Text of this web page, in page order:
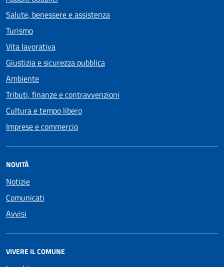
Salute, benessere e assistenza
Turismo
Vita lavorativa
Giustizia e sicurezza pubblica
Ambiente
Tributi, finanze e contravvenzioni
Cultura e tempo libero
Imprese e commercio
NOVITÀ
Notizie
Comunicati
Avvisi
VIVERE IL COMUNE